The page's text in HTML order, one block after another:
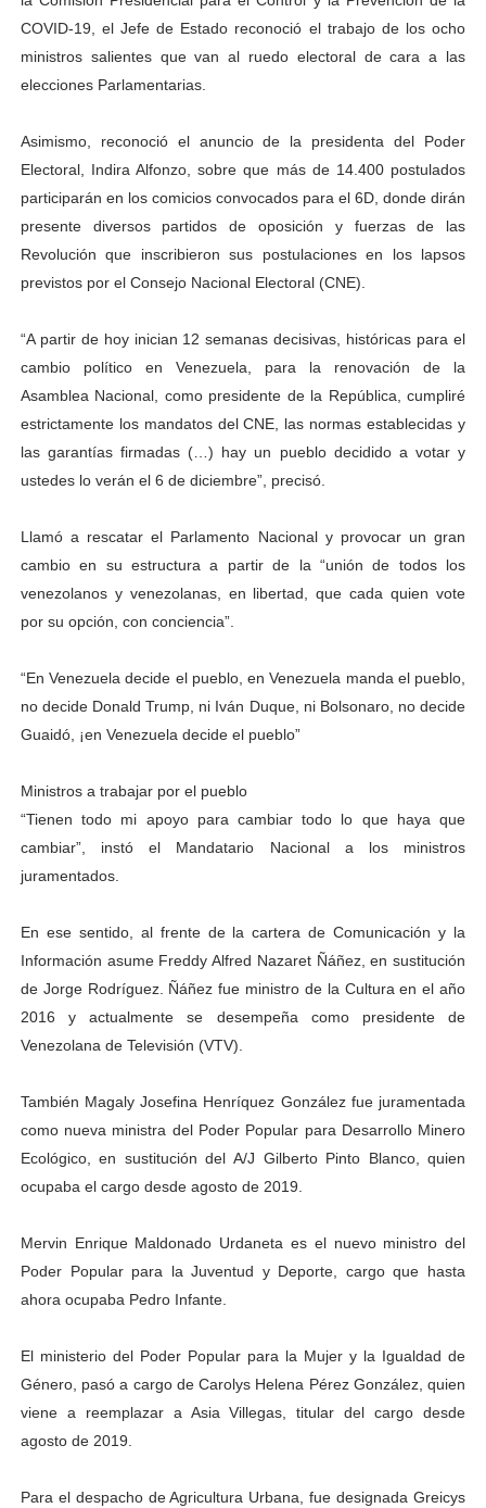
Fortaleciendo la economía comunal en El Vigía con
Campo Elías consolida plan de bacheo en el sector La
El Lactario del Iahula celebra la Semana Mundial de la
Plan Vacacional "Venezuela Ríe 2026" brinda
Inicia el plan vacacional Venezuela Renace en el
COVID-19, el Jefe de Estado reconoció el trabajo de los ocho
ministros salientes que van al ruedo electoral de cara a las
elecciones Parlamentarias.
Asimismo, reconoció el anuncio de la presidenta del Poder
Electoral, Indira Alfonzo, sobre que más de 14.400 postulados
participarán en los comicios convocados para el 6D, donde dirán
presente diversos partidos de oposición y fuerzas de las
Revolución que inscribieron sus postulaciones en los lapsos
previstos por el Consejo Nacional Electoral (CNE).
“A partir de hoy inician 12 semanas decisivas, históricas para el
cambio político en Venezuela, para la renovación de la
Asamblea Nacional, como presidente de la República, cumpliré
estrictamente los mandatos del CNE, las normas establecidas y
las garantías firmadas (…) hay un pueblo decidido a votar y
ustedes lo verán el 6 de diciembre”, precisó.
Llamó a rescatar el Parlamento Nacional y provocar un gran
cambio en su estructura a partir de la “unión de todos los
venezolanos y venezolanas, en libertad, que cada quien vote
por su opción, con conciencia”.
“En Venezuela decide el pueblo, en Venezuela manda el pueblo,
no decide Donald Trump, ni Iván Duque, ni Bolsonaro, no decide
Guaidó, ¡en Venezuela decide el pueblo”
Ministros a trabajar por el pueblo
“Tienen todo mi apoyo para cambiar todo lo que haya que
cambiar”, instó el Mandatario Nacional a los ministros
juramentados.
En ese sentido, al frente de la cartera de Comunicación y la
Información asume Freddy Alfred Nazaret Ñáñez, en sustitución
de Jorge Rodríguez. Ñáñez fue ministro de la Cultura en el año
2016 y actualmente se desempeña como presidente de
Venezolana de Televisión (VTV).
También Magaly Josefina Henríquez González fue juramentada
como nueva ministra del Poder Popular para Desarrollo Minero
Ecológico, en sustitución del A/J Gilberto Pinto Blanco, quien
ocupaba el cargo desde agosto de 2019.
Mervin Enrique Maldonado Urdaneta es el nuevo ministro del
Poder Popular para la Juventud y Deporte, cargo que hasta
ahora ocupaba Pedro Infante.
El ministerio del Poder Popular para la Mujer y la Igualdad de
Género, pasó a cargo de Carolys Helena Pérez González, quien
viene a reemplazar a Asia Villegas, titular del cargo desde
agosto de 2019.
Para el despacho de Agricultura Urbana, fue designada Greicys